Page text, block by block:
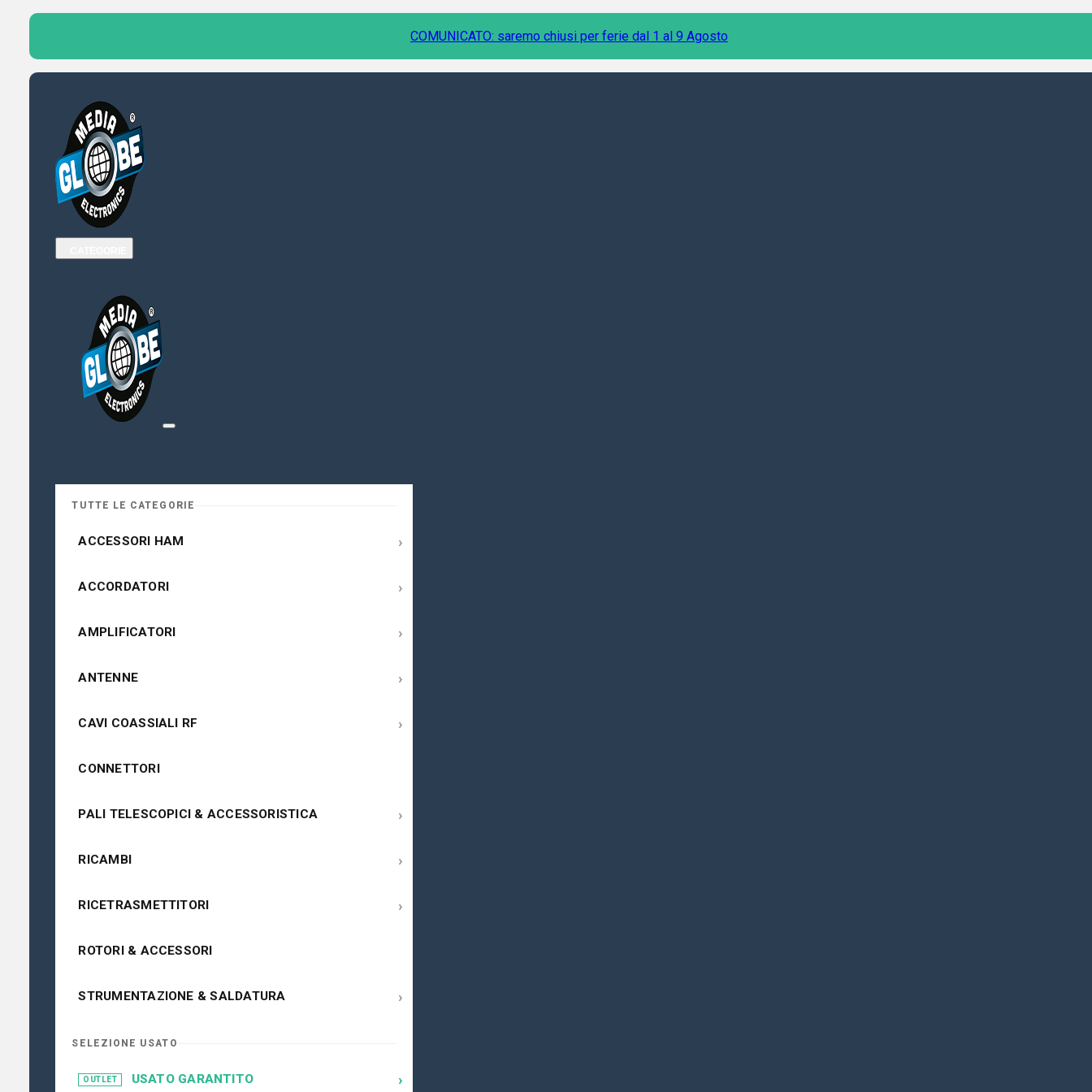
COMUNICATO: saremo chiusi per ferie dal 1 al 9 Agosto
TUTTE LE CATEGORIE
ACCESSORI HAM ›
ACCORDATORI ›
AMPLIFICATORI ›
ANTENNE ›
CAVI COASSIALI RF ›
CONNETTORI
PALI TELESCOPICI & ACCESSORISTICA ›
RICAMBI ›
RICETRASMETTITORI ›
ROTORI & ACCESSORI
STRUMENTAZIONE & SALDATURA ›
SELEZIONE USATO
OUTLET USATO GARANTITO ›